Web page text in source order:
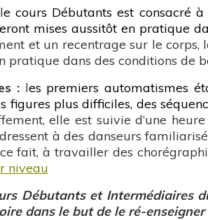
le cours Débutants est consacré
mises aussitôt en pratique
et un recentrage sur le
pratique dans des conditions de
:les premiers automatismes
figures plus difficiles, des
elle est suivie d’une
à des danseurs
fait, à travailler des
niveau
Débutants et Intermédiaires
dans le but de le ré-